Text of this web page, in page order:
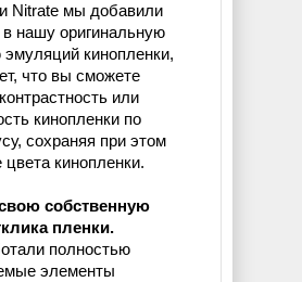
Nitrate мы добавили
в нашу оригинальную
кинопленки,
что вы сможете
или
кинопленки по
сохраняя при этом
кинопленки.
собственную
пленки.
полностью
элементы